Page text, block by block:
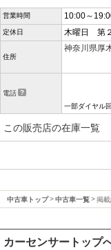
営業時間 10:00～
定休日 木曜日 第
住所
神奈川県厚
電話
一部ダイヤル
この販売店の在庫一覧
中古車トップ 中古車一覧 掲
カーセンサートップ